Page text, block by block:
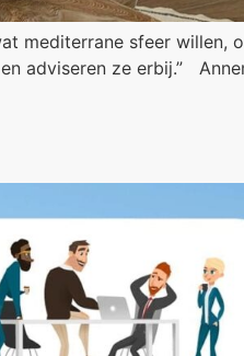
mediterrane sfeer willen,
adviseren ze erbij.”